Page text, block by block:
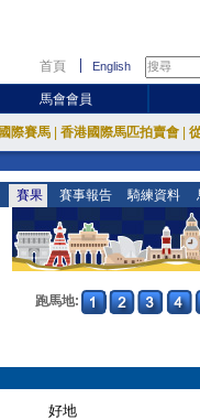
首頁 English
馬會會員
國際賽馬 香港國際馬匹拍賣會
賽果 賽事報告 騎練資料
跑馬地:
好地